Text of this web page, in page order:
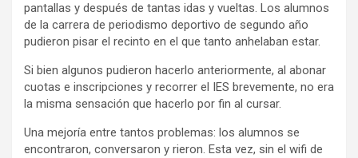
pantallas y después de tantas idas y vueltas. Los alumnos
de la carrera de periodismo deportivo de segundo año
pudieron pisar el recinto en el que tanto anhelaban estar.
Si bien algunos pudieron hacerlo anteriormente, al abonar
cuotas e inscripciones y recorrer el IES brevemente, no era
la misma sensación que hacerlo por fin al cursar.
Una mejoría entre tantos problemas: los alumnos se
encontraron, conversaron y rieron. Esta vez, sin el wifi de